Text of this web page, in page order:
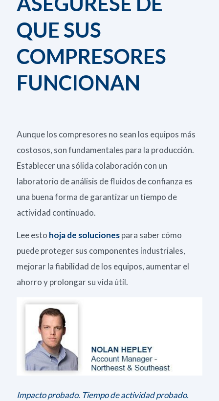
QUE SUS
COMPRESORES
FUNCIONAN
Aunque los compresores no sean los equipos más
costosos, son fundamentales para la producción.
Establecer una sólida colaboración con un
laboratorio de análisis de fluidos de confianza es
una buena forma de garantizar un tiempo de
actividad continuado.
Lee esto hoja de solucionespara saber cómo
puede proteger sus componentes industriales,
mejorar la fiabilidad de los equipos, aumentar el
ahorro y prolongar su vida útil.
Impacto probado. Tiempo de actividad probado.